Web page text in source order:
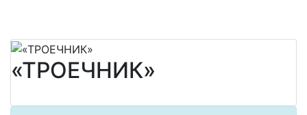
«ТРОЕЧНИК»